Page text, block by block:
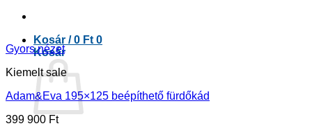
Kosár /0 Ft 0
Kosár
Gyors nézet
Kiemelt sale
Adam&Eva 195×125 beépíthető fürdőkád
399 900 Ft